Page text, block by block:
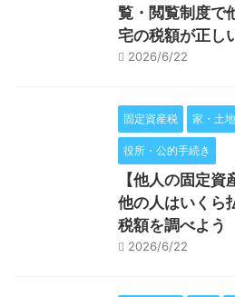
覧・閲覧制度で
宅の税額が正し
2026/6/22
固定資産税 家・土
役所・公的手続き
【他人の固定資
他の人はいくら
税額を調べよう
2026/6/22